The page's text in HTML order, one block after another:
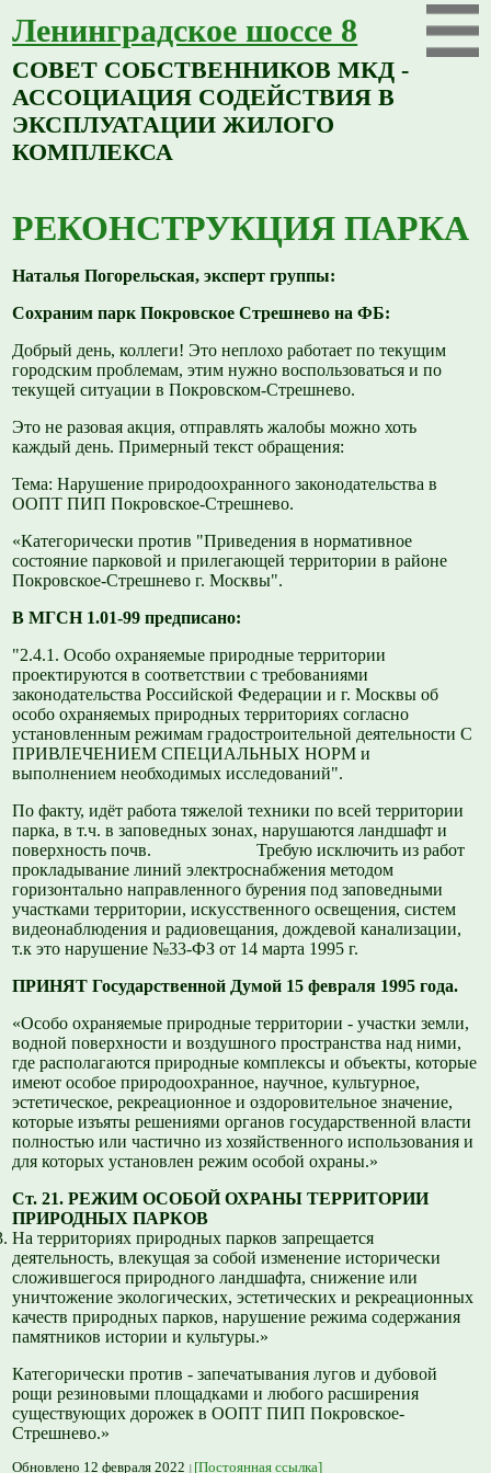
Ленинградское шоссе 8
СОВЕТ СОБСТВЕННИКОВ МКД -
АССОЦИАЦИЯ СОДЕЙСТВИЯ В
ЭКСПЛУАТАЦИИ ЖИЛОГО
КОМПЛЕКСА
РЕКОНСТРУКЦИЯ ПАРКА
Наталья Погорельская, эксперт группы:
Сохраним парк Покровское Стрешнево на ФБ:
Добрый день, коллеги! Это неплохо работает по текущим
городским проблемам, этим нужно воспользоваться и по
текущей ситуации в Покровском-Стрешнево.
Это не разовая акция, отправлять жалобы можно хоть
каждый день. Примерный текст обращения:
Тема: Нарушение природоохранного законодательства в
ООПТ ПИП Покровское-Стрешнево.
«Категорически против "Приведения в нормативное
состояние парковой и прилегающей территории в районе
Покровское-Стрешнево г. Москвы".
В МГСН 1.01-99 предписано:
"2.4.1. Особо охраняемые природные территории
проектируются в соответствии с требованиями
законодательства Российской Федерации и г. Москвы об
особо охраняемых природных территориях согласно
установленным режимам градостроительной деятельности С
ПРИВЛЕЧЕНИЕМ СПЕЦИАЛЬНЫХ НОРМ и
выполнением необходимых исследований".
По факту, идёт работа тяжелой техники по всей территории
парка, в т.ч. в заповедных зонах, нарушаются ландшафт и
поверхность почв. Требую исключить из работ
прокладывание линий электроснабжения методом
горизонтально направленного бурения под заповедными
участками территории, искусственного освещения, систем
видеонаблюдения и радиовещания, дождевой канализации,
т.к это нарушение №33-ФЗ от 14 марта 1995 г.
ПРИНЯТ Государственной Думой 15 февраля 1995 года.
«Особо охраняемые природные территории - участки земли,
водной поверхности и воздушного пространства над ними,
где располагаются природные комплексы и объекты, которые
имеют особое природоохранное, научное, культурное,
эстетическое, рекреационное и оздоровительное значение,
которые изъяты решениями органов государственной власти
полностью или частично из хозяйственного использования и
для которых установлен режим особой охраны.»
Ст. 21. РЕЖИМ ОСОБОЙ ОХРАНЫ ТЕРРИТОРИИ
ПРИРОДНЫХ ПАРКОВ
На территориях природных парков запрещается
деятельность, влекущая за собой изменение исторически
сложившегося природного ландшафта, снижение или
уничтожение экологических, эстетических и рекреационных
качеств природных парков, нарушение режима содержания
памятников истории и культуры.»
Категорически против - запечатывания лугов и дубовой
рощи резиновыми площадками и любого расширения
существующих дорожек в ООПТ ПИП Покровское-
Стрешнево.»
Обновлено 12 февраля 2022 [Постоянная ссылка]